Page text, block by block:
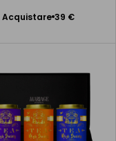
Acquistare 39 €
Aggiungere